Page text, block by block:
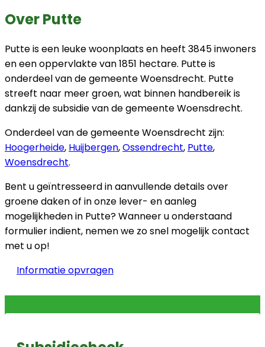
Over Putte
Putte is een leuke woonplaats en heeft 3845 inwoners
en een oppervlakte van 1851 hectare. Putte is
onderdeel van de gemeente Woensdrecht. Putte
streeft naar meer groen, wat binnen handbereik is
dankzij de subsidie van de gemeente Woensdrecht.
Onderdeel van de gemeente Woensdrecht zijn:
Hoogerheide, Huijbergen,Ossendrecht, Putte,
Woensdrecht.
Bent u geïntresseerd in aanvullende details over
groene daken of in onze lever- en aanleg
mogelijkheden in Putte? Wanneer u onderstaand
formulier indient, nemen we zo snel mogelijk contact
met u op!
Informatie opvragen